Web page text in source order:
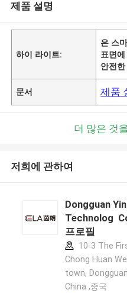
제품 설명
하이 라이트:
은 스
표면
안전
문서 제품
더 많은 것
저희에 관하여
Dongguan
Technolog
프로필
10-3 The
Chong Huan
town,
China ,중국